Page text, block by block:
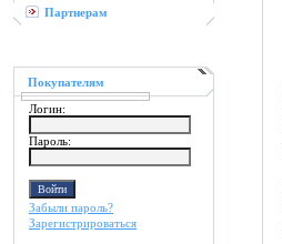
Партнерам
Покупателям
Логин:
Пароль:
Забыли пароль?
Зарегистрироваться